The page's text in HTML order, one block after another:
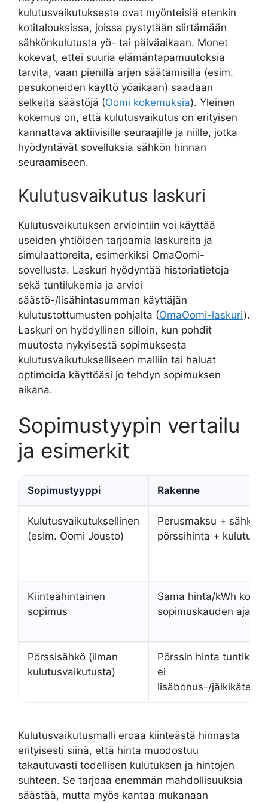
kulutusvaikutuksesta ovat myönteisiä etenkin
kotitalouksissa, joissa pystytään siirtämään
sähkönkulutusta yö- tai päiväaikaan. Monet
kokevat, ettei suuria elämäntapamuutoksia
tarvita, vaan pienillä arjen säätämisillä (esim.
pesukoneiden käyttö yöaikaan) saadaan
selkeitä säästöjä (Oomi kokemuksia). Yleinen
kokemus on, että kulutusvaikutus on erityisen
kannattava aktiivisille seuraajille ja niille, jotka
hyödyntävät sovelluksia sähkön hinnan
seuraamiseen.
Kulutusvaikutus laskuri
Kulutusvaikutuksen arviointiin voi käyttää
useiden yhtiöiden tarjoamia laskureita ja
simulaattoreita, esimerkiksi OmaOomi-
sovellusta. Laskuri hyödyntää historiatietoja
sekä tuntilukemia ja arvioi
säästö-/lisähintasumman käyttäjän
kulutustottumusten pohjalta (OmaOomi-laskuri).
Laskuri on hyödyllinen silloin, kun pohdit
muutosta nykyisestä sopimuksesta
kulutusvaikutukselliseen malliin tai haluat
optimoida käyttöäsi jo tehdyn sopimuksen
aikana.
Sopimustyypin vertailu
ja esimerkit
Sopimustyyppi Rakenne
Kulutusvaikutuksellinen
(esim. Oomi Jousto)
Perusmaksu + sähkön
pörssihinta +
Kiinteähintainen
sopimus
Sama hinta/kWh koko
sopimuskauden ajan
Pörssisähkö (ilman
kulutusvaikutusta)
Pörssin hinta
ei
lisäbonus-/
Kulutusvaikutusmalli eroaa kiinteästä hinnasta
erityisesti siinä, että hinta muodostuu
takautuvasti todellisen kulutuksen ja hintojen
suhteen. Se tarjoaa enemmän mahdollisuuksia
säästää, mutta myös kantaa mukanaan